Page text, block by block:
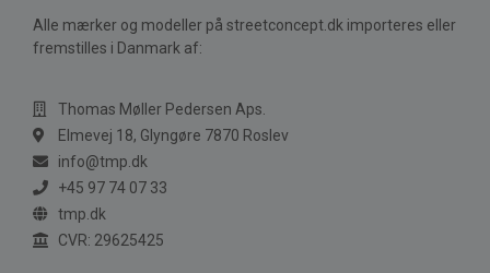
Alle mærker og modeller på streetconcept.dk importeres eller
fremstilles i Danmark af:
Thomas Møller Pedersen Aps.
Elmevej 18, Glyngøre 7870 Roslev
info@tmp.dk
+45 97 74 07 33
tmp.dk
CVR: 29625425